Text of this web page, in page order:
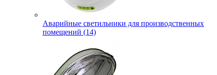
Аварийные светильники для производственных
помещений (14)